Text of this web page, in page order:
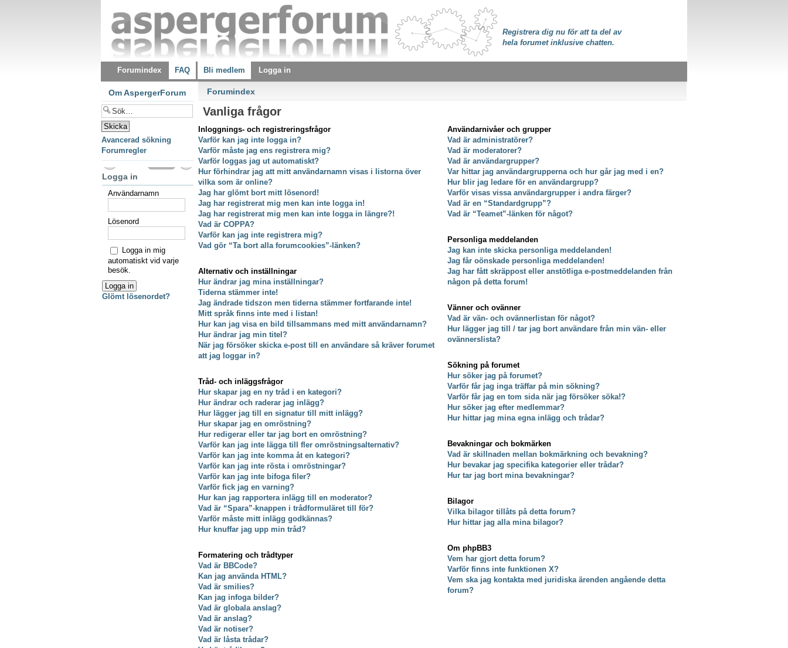
Registrera dig nu för att ta del av
hela forumet inklusive chatten.
Forumindex FAQ Bli medlem Logga in
Forumindex
Vanliga frågor
Inloggnings- och registreringsfrågor
Varför kan jag inte logga in?
Varför måste jag ens registrera mig?
Varför loggas jag ut automatiskt?
Hur förhindrar jag att mitt användarnamn visas i listorna över
vilka som är online?
Jag har glömt bort mitt lösenord!
Jag har registrerat mig men kan inte logga in!
Jag har registrerat mig men kan inte logga in längre?!
Vad är COPPA?
Varför kan jag inte registrera mig?
Vad gör “Ta bort alla forumcookies”-länken?
Alternativ och inställningar
Hur ändrar jag mina inställningar?
Tiderna stämmer inte!
Jag ändrade tidszon men tiderna stämmer fortfarande inte!
Mitt språk finns inte med i listan!
Hur kan jag visa en bild tillsammans med mitt användarnamn?
Hur ändrar jag min titel?
När jag försöker skicka e-post till en användare så kräver forumet
att jag loggar in?
Tråd- och inläggsfrågor
Hur skapar jag en ny tråd i en kategori?
Hur ändrar och raderar jag inlägg?
Hur lägger jag till en signatur till mitt inlägg?
Hur skapar jag en omröstning?
Hur redigerar eller tar jag bort en omröstning?
Varför kan jag inte lägga till fler omröstningsalternativ?
Varför kan jag inte komma åt en kategori?
Varför kan jag inte rösta i omröstningar?
Varför kan jag inte bifoga filer?
Varför fick jag en varning?
Hur kan jag rapportera inlägg till en moderator?
Vad är “Spara”-knappen i trådformuläret till för?
Varför måste mitt inlägg godkännas?
Hur knuffar jag upp min tråd?
Formatering och trådtyper
Vad är BBCode?
Kan jag använda HTML?
Vad är smilies?
Kan jag infoga bilder?
Vad är globala anslag?
Vad är anslag?
Vad är notiser?
Vad är låsta trådar?
Användarnivåer och grupper
Vad är administratörer?
Vad är moderatorer?
Vad är användargrupper?
Var hittar jag användargrupperna och hur går jag med i en?
Hur blir jag ledare för en användargrupp?
Varför visas vissa användargrupper i andra färger?
Vad är en “Standardgrupp”?
Vad är “Teamet”-länken för något?
Personliga meddelanden
Jag kan inte skicka personliga meddelanden!
Jag får oönskade personliga meddelanden!
Jag har fått skräppost eller anstötliga e-postmeddelanden från
någon på detta forum!
Vänner och ovänner
Vad är vän- och ovännerlistan för något?
Hur lägger jag till / tar jag bort användare från min vän- eller
ovännerslista?
Sökning på forumet
Hur söker jag på forumet?
Varför får jag inga träffar på min sökning?
Varför får jag en tom sida när jag försöker söka!?
Hur söker jag efter medlemmar?
Hur hittar jag mina egna inlägg och trådar?
Bevakningar och bokmärken
Vad är skillnaden mellan bokmärkning och bevakning?
Hur bevakar jag specifika kategorier eller trådar?
Hur tar jag bort mina bevakningar?
Bilagor
Vilka bilagor tillåts på detta forum?
Hur hittar jag alla mina bilagor?
Om phpBB3
Vem har gjort detta forum?
Varför finns inte funktionen X?
Vem ska jag kontakta med juridiska ärenden angående detta
forum?
Om AspergerForum
Avancerad sökning
Forumregler
Logga in
Användarnamn
Lösenord
Logga in mig
automatiskt vid varje
besök.
Glömt lösenordet?